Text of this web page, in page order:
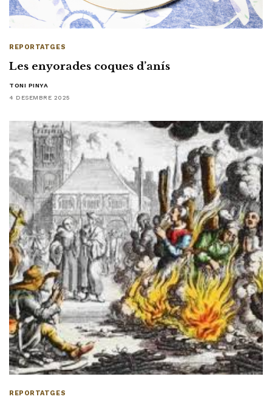
REPORTATGES
Les enyorades coques d’anís
TONI PINYA
4 DESEMBRE 2025
REPORTATGES